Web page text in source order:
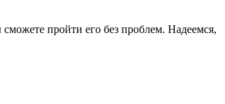
пройти его без проблем. Надеемся,